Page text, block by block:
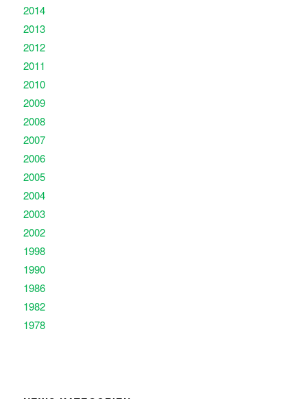
2014
2013
2012
2011
2010
2009
2008
2007
2006
2005
2004
2003
2002
1998
1990
1986
1982
1978